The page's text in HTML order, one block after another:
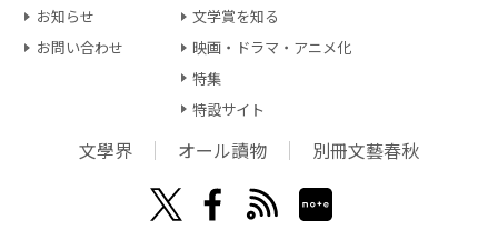
お知らせ
お問い合わせ
文学賞を知る
映画・ドラマ・アニメ化
特集
特設サイト
文學界 オール讀物 別冊文藝春秋